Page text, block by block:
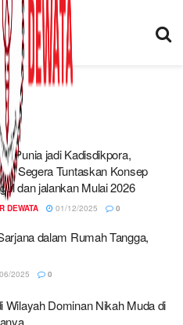
Punia jadi Kadisdikpora,
Segera Tuntaskan Konsep
dan jalankan Mulai 2026
DEWATA 01/12/2025 0
dalam Rumah Tangga,
2025 0
Wilayah Dominan Nikah Muda di